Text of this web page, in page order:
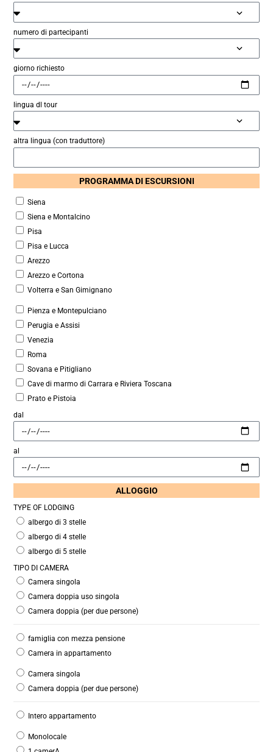
numero di partecipanti
giorno richiesto
lingua dl tour
altra lingua (con traduttore)
PROGRAMMA DI ESCURSIONI
Siena
Siena e Montalcino
Pisa
Pisa e Lucca
Arezzo
Arezzo e Cortona
Volterra e San Gimignano
Pienza e Montepulciano
Perugia e Assisi
Venezia
Roma
Sovana e Pitigliano
Cave di marmo di Carrara e Riviera Toscana
Prato e Pistoia
dal
al
ALLOGGIO
TYPE OF LODGING
albergo di 3 stelle
albergo di 4 stelle
albergo di 5 stelle
TIPO DI CAMERA
Camera singola
Camera doppia uso singola
Camera doppia (per due persone)
famiglia con mezza pensione
Camera in appartamento
Camera singola
Camera doppia (per due persone)
Intero appartamento
Monolocale